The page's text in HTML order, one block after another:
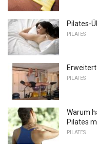
Pilates-
PILATES
PILATES
Warum
Pilates
PILATES